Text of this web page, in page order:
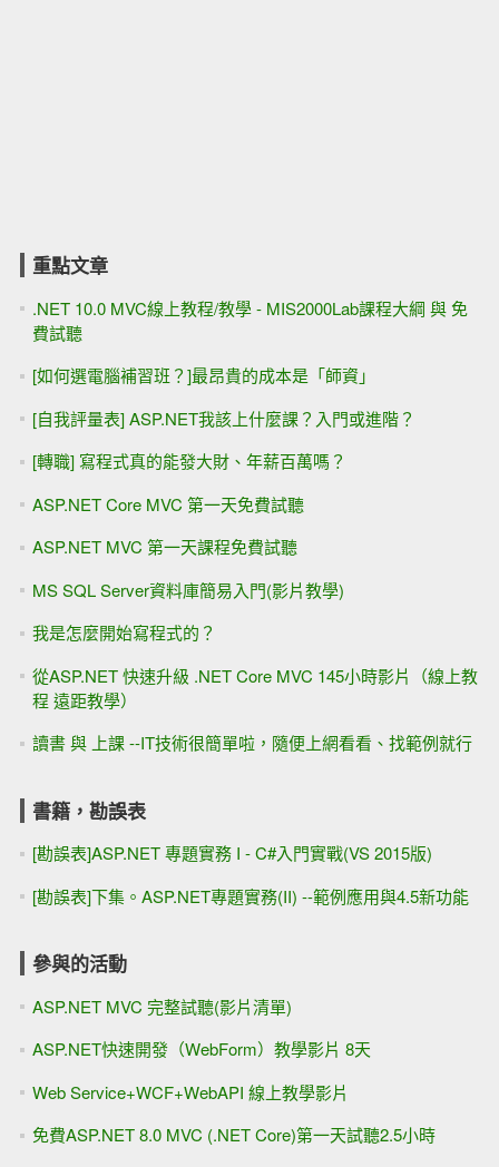
重點文章
.NET 10.0 MVC線上教程/教學 - MIS2000Lab課程大綱 與 免
費試聽
[如何選電腦補習班？]最昂貴的成本是「師資」
[自我評量表] ASP.NET我該上什麼課？入門或進階？
[轉職] 寫程式真的能發大財、年薪百萬嗎？
ASP.NET Core MVC 第一天免費試聽
ASP.NET MVC 第一天課程免費試聽
MS SQL Server資料庫簡易入門(影片教學)
我是怎麼開始寫程式的？
從ASP.NET 快速升級 .NET Core MVC 145小時影片（線上教
程 遠距教學）
讀書 與 上課 --IT技術很簡單啦，隨便上網看看、找範例就行
書籍，勘誤表
[勘誤表]ASP.NET 專題實務 I - C#入門實戰(VS 2015版)
[勘誤表]下集。ASP.NET專題實務(II) --範例應用與4.5新功能
參與的活動
ASP.NET MVC 完整試聽(影片清單)
ASP.NET快速開發（WebForm）教學影片 8天
Web Service+WCF+WebAPI 線上教學影片
免費ASP.NET 8.0 MVC (.NET Core)第一天試聽2.5小時